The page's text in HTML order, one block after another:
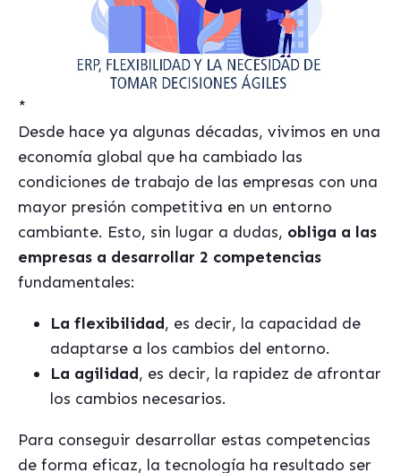
*
Desde hace ya algunas décadas, vivimos en una
economía global que ha cambiado las
condiciones de trabajo de las empresas con una
mayor presión competitiva en un entorno
cambiante. Esto, sin lugar a dudas, obliga a las
empresas a desarrollar 2 competencias
fundamentales:
La flexibilidad, es decir, la capacidad de
adaptarse a los cambios del entorno.
La agilidad, es decir, la rapidez de afrontar
los cambios necesarios.
Para conseguir desarrollar estas competencias
de forma eficaz, la tecnología ha resultado ser